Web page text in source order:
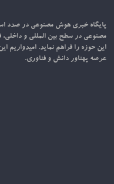
پایگاه خبری هوش مصنوعی در صدد
مصنوعی در سطح بین المللی و داخلی،
این حوزه را فراهم نماید.
عرصه پهناور دانش و فناوری.